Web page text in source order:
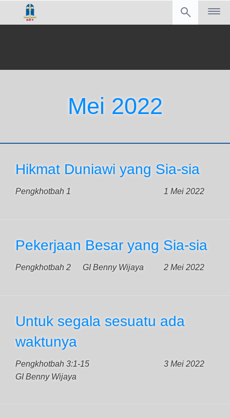
Mei 2022
Hikmat Duniawi yang Sia-sia
Pengkhotbah 1 1 Mei 2022
Pekerjaan Besar yang Sia-sia
Pengkhotbah 2 2 Mei 2022
GI Benny Wijaya
Untuk segala sesuatu ada
waktunya
Pengkhotbah 3:1-15
3 Mei 2022
GI Benny Wijaya